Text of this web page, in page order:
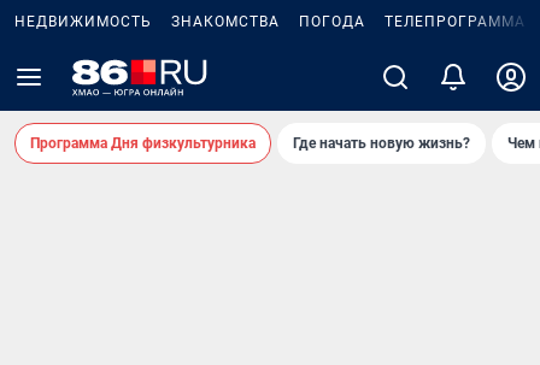
НЕДВИЖИМОСТЬ ЗНАКОМСТВА ПОГОДА ТЕЛЕПРОГРАММА
Программа Дня физкультурника Где начать новую жизнь? Чем